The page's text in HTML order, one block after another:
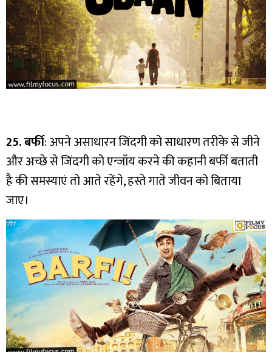
25. बर्फी: अपने असाधारन जिंदगी को साधारण तरीके से जीने
और अच्छे से जिंदगी को एन्जॉय करने की कहानी बर्फी बताती
है की समस्याएं तो आते रहेंगे, हस्ते गाते जीवन को बिताया
जाए।